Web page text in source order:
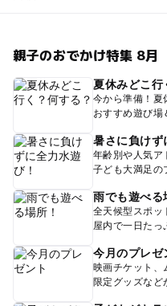
親子のおでかけ特集 8月
夏休みどこ行
今から準備！夏
おすすめ遊び場
暑さに負けず
年齢別や人気ア
子ども大満足の
雨でも遊べる
全天候型スポッ
屋内で一日たっ
今月のプレゼ
映画チケット、
限定グッズなど